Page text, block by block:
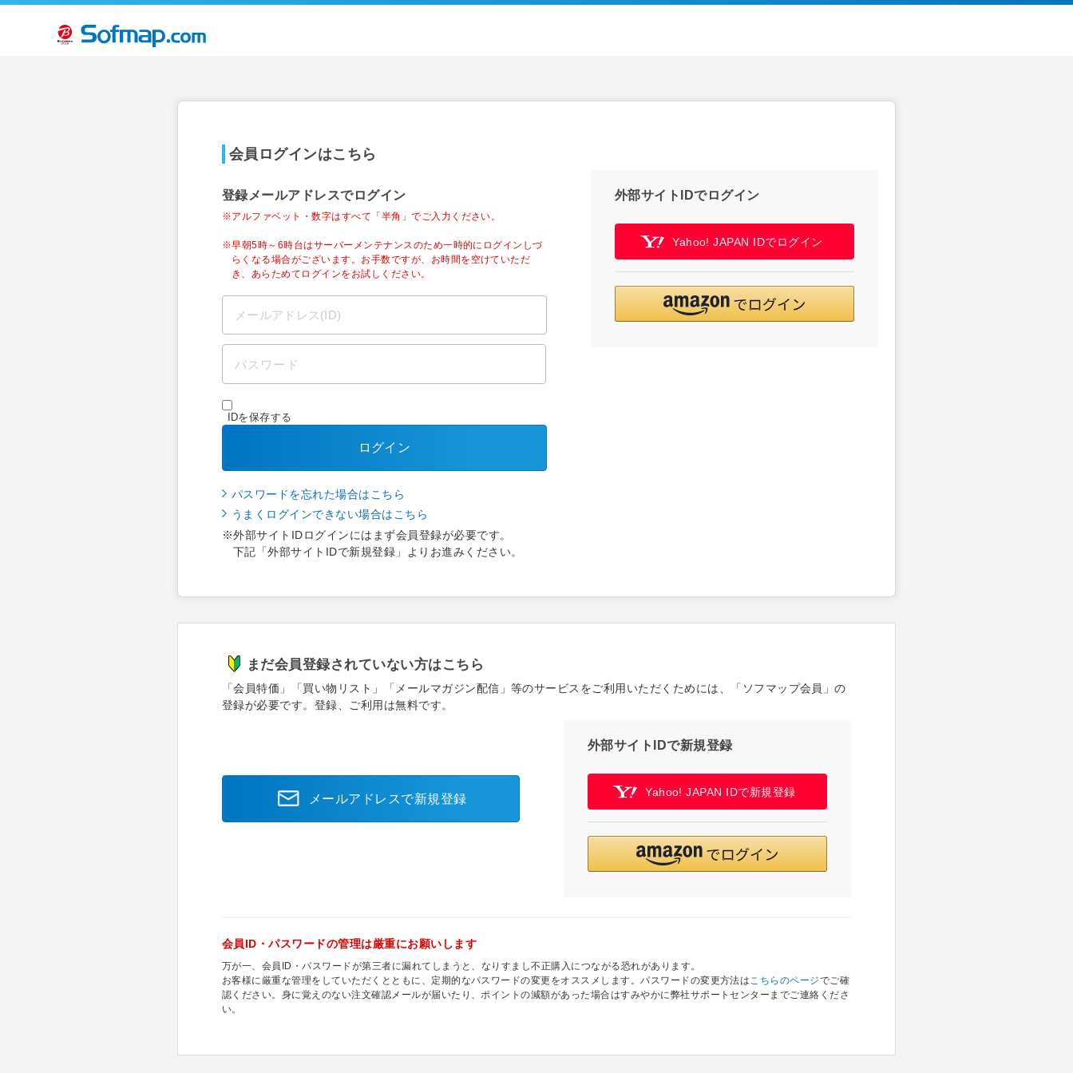
会員ログインはこちら
登録メールアドレスでログイン
※アルファベット・数字はすべて「半角」でご入力ください。
※早朝5時～6時台はサーバーメンテナンスのため一時的にログインしづ
らくなる場合がございます。お手数ですが、お時間を空けていただ
き、あらためてログインをお試しください。
IDを保存する
ログイン
パスワードを忘れた場合はこちら
うまくログインできない場合はこちら
※外部サイトIDログインにはまず会員登録が必要です。
下記「外部サイトIDで新規登録」よりお進みください。
外部サイトIDでログイン
Yahoo! JAPAN IDでログイン
まだ会員登録されていない方はこちら
「会員特価」「買い物リスト」「メールマガジン配信」等のサービスをご利用いただくためには、「ソフマップ会員」の
登録が必要です。登録、ご利用は無料です。
メールアドレスで新規登録
外部サイトIDで新規登録
Yahoo! JAPAN IDで新規登録
会員ID・パスワードの管理は厳重にお願いします
万が一、会員ID・パスワードが第三者に漏れてしまうと、なりすまし不正購入につながる恐れがあります。
お客様に厳重な管理をしていただくとともに、定期的なパスワードの変更をオススメします。パスワードの変更方法はこちらのページでご確
認ください。身に覚えのない注文確認メールが届いたり、ポイントの減額があった場合はすみやかに弊社サポートセンターまでご連絡くださ
い。